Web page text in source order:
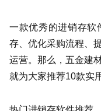
下载
购买
渠道合作
一款优秀的进销存软
存、优化采购流程、
运营。那么，五金建
就为大家推荐10款实